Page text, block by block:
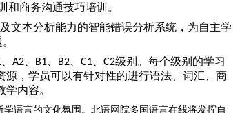
和商务沟通技巧培训。
文本分析能力的智能错误分析系统，为自主学
、 A2、 B1、 B2、 C1、 C2级别。每个级别的学习
源，学员可以有针对性的进行语法、词汇、商
内容。
语言的文化氛围。北语网院多国语言在线将发挥自